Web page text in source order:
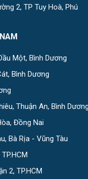
2, TP Tuy Hoà, Phú
Một, Bình Dương
Bình Dương
Thuận An, Bình
Đồng Nai
Bà Rịa - Vũng Tàu
2, TP.HCM